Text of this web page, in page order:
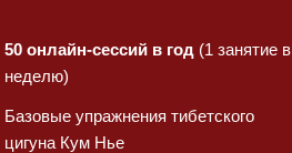
50 онлайн-сессий в год (1 занятие в
неделю)
Базовые упражнения тибетского
цигуна Кум Нье